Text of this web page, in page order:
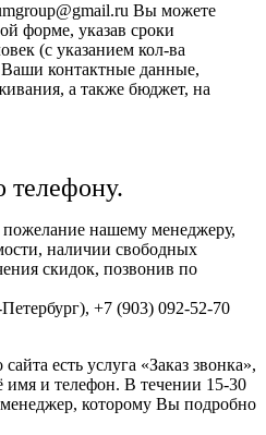
Вы можете
форме, указав сроки
(с указанием кол-ва
контактные данные,
а также бюджет, на
телефону.
нашему менеджеру,
наличии свободных
скидок, позвонив по
+7 (903) 092-52-70
есть услуга «Заказ звонка»,
имя и телефон. В течении 15-30
которому Вы подробно